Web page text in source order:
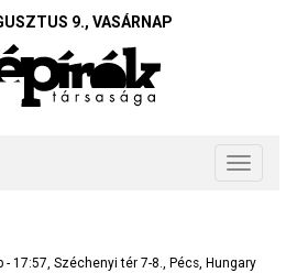
9., VASÁRNAP
Toggle
17:57, Széchenyi tér 7-8., Pécs, Hungary